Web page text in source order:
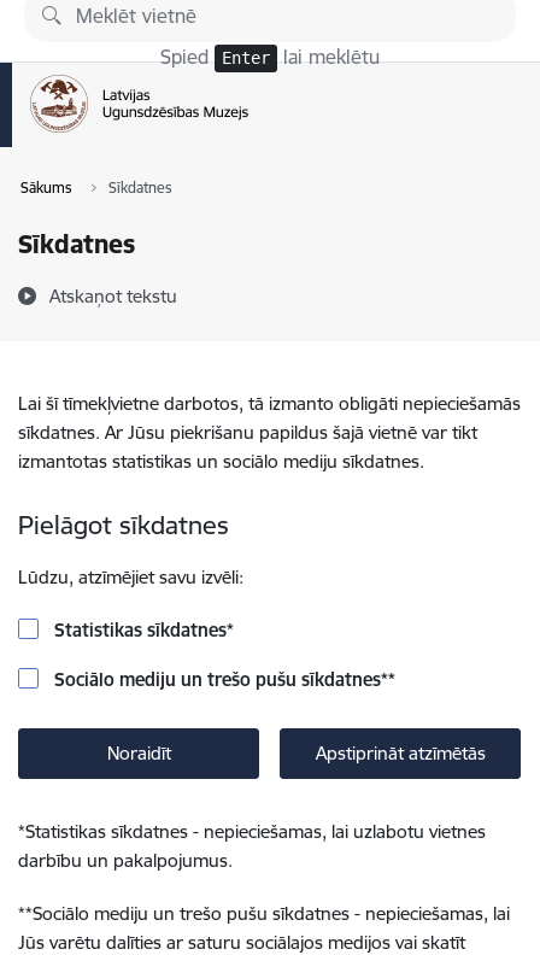
Pāriet uz lapas saturu
Spied Enter lai meklētu
Sākums Sīkdatnes
Sīkdatnes
Atskaņot tekstu
Lai šī tīmekļvietne darbotos, tā izmanto obligāti nepieciešamās
sīkdatnes. Ar Jūsu piekrišanu papildus šajā vietnē var tikt
izmantotas statistikas un sociālo mediju sīkdatnes.
Pielāgot sīkdatnes
Lūdzu, atzīmējiet savu izvēli:
Statistikas sīkdatnes*
Sociālo mediju un trešo pušu sīkdatnes**
Noraidīt Apstiprināt atzīmētās
*Statistikas sīkdatnes - nepieciešamas, lai uzlabotu vietnes
darbību un pakalpojumus.
**Sociālo mediju un trešo pušu sīkdatnes - nepieciešamas, lai
Jūs varētu dalīties ar saturu sociālajos medijos vai skatīt